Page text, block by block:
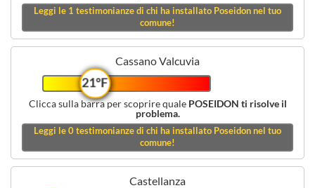
Leggi le 1 testimonianze di chi ha installato Poseidon nel tuo
comune!
Cassano Valcuvia
21°F
Clicca sulla barra per scoprire quale POSEIDON ti risolve il
problema.
Leggi le0testimonianze di chi ha installato Poseidon nel tuo
comune!
Castellanza